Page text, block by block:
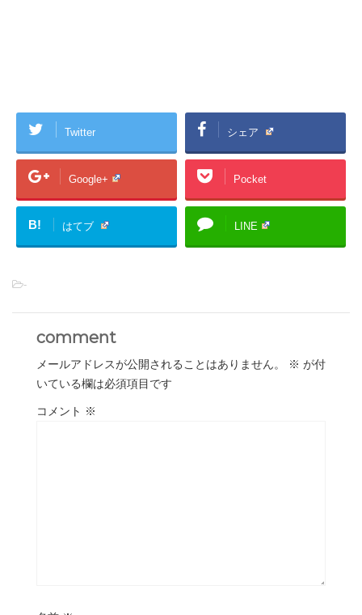
Twitter シェア
Google+ Pocket
B! はてブ LINE
-
comment
メールアドレスが公開されることはありません。 ※ が付
いている欄は必須項目です
コメント ※